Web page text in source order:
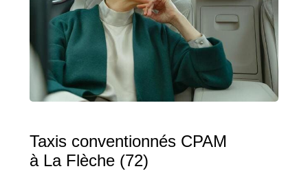
Taxis conventionnés CPAM
à La Flèche (72)